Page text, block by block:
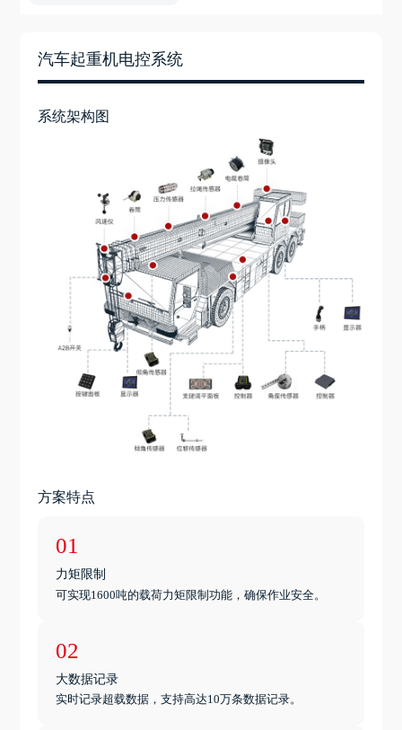
汽车起重机电控系统
系统架构图
方案特点
01
力矩限制
可实现1600吨的载荷力矩限制功能，确保作业安全。
02
大数据记录
实时记录超载数据，支持高达10万条数据记录。